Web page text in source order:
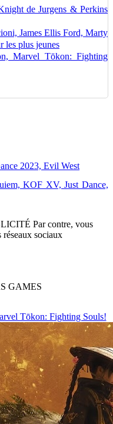
de Jurgens & Perkins
James Ellis Ford, Marty
les plus jeunes
Marvel Tōkon: Fighting
2023, Evil West
KOF XV, Just Dance,
Par contre, vous
réseaux sociaux
GAMES
Tōkon: Fighting Souls!